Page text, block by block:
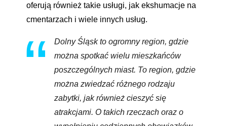
oferują również takie usługi, jak ekshumacje na
cmentarzach i wiele innych usług.
Dolny Śląsk to ogromny region, gdzie
można spotkać wielu mieszkańców
poszczególnych miast. To region, gdzie
można zwiedzać różnego rodzaju
zabytki, jak również cieszyć się
atrakcjami. O takich rzeczach oraz o